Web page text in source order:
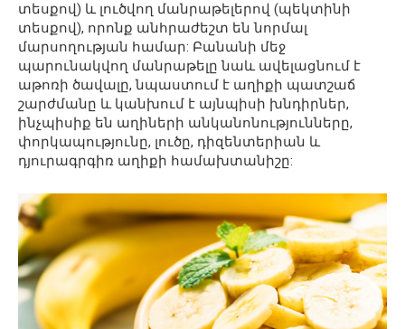
տեսքով) և լուծվող մանրաթելերով (պեկտինի
տեսքով), որոնք անհրաժեշտ են նորմալ
մարսողության համար: Բանանի մեջ
պարունակվող մանրաթելը նաև ավելացնում է
աթոռի ծավալը, նպաստում է աղիքի պատշաճ
շարժմանը և կանխում է այնպիսի խնդիրներ,
ինչպիսիք են աղիների անկանոնությունները,
փորկապությունը, լուծը, դիզենտերիան և
դյուրագրգիռ աղիքի համախտանիշը: